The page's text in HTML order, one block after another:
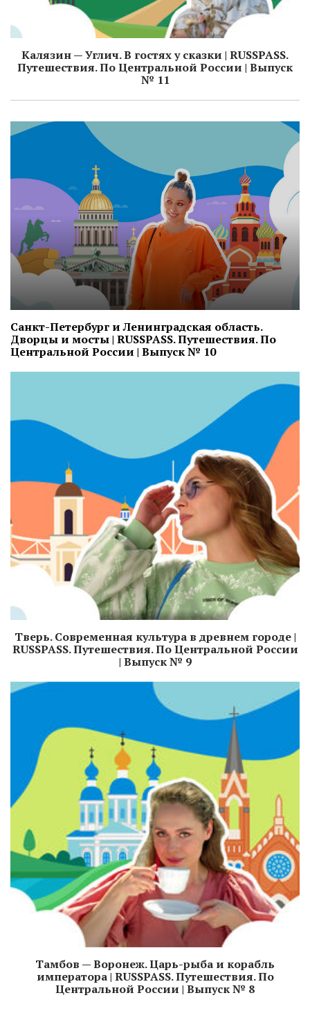
Калязин — Углич. В гостях у сказки | RUSSPASS.
Путешествия. По Центральной России | Выпуск
№ 11
Санкт-Петербург и Ленинградская область.
Дворцы и мосты | RUSSPASS. Путешествия. По
Центральной России | Выпуск № 10
Тверь. Современная культура в древнем городе |
RUSSPASS. Путешествия. По Центральной России
| Выпуск № 9
Тамбов — Воронеж. Царь-рыба и корабль
императора | RUSSPASS. Путешествия. По
Центральной России | Выпуск № 8